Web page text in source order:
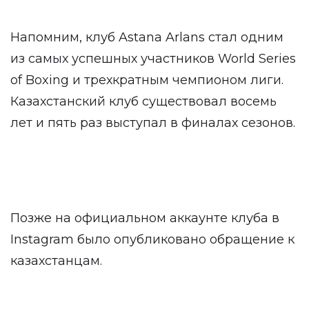
Напомним, клуб Astana Arlans стал одним
из самых успешных участников World Series
of Boxing и трехкратным чемпионом лиги.
Казахстанский клуб существовал восемь
лет и пять раз выступал в финалах сезонов.
Позже на официальном аккаунте клуба в
Instagram было опубликовано обращение к
казахстанцам.